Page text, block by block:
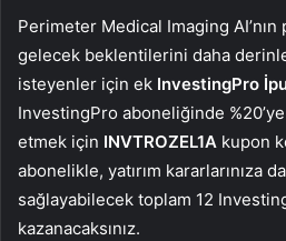
Perimeter Medical Imaging AI’nın
gelecek beklentilerini daha
isteyenler için ek InvestingPro
InvestingPro aboneliğinde
etmek için INVTROZEL1A kupon
abonelikle, yatırım kararlarınıza
sağlayabilecek toplam 12
kazanacaksınız.